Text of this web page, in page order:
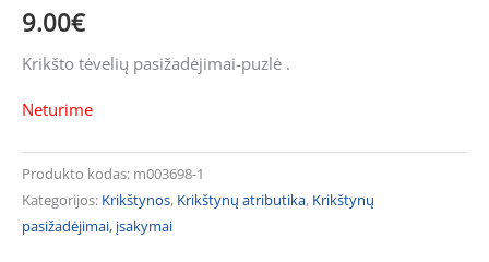
9.00€
Krikšto tėvelių pasižadėjimai-puzlė .
Neturime
Produkto kodas: m003698-1
Kategorijos: Krikštynos, Krikštynų atributika, Krikštynų
pasižadėjimai, įsakymai